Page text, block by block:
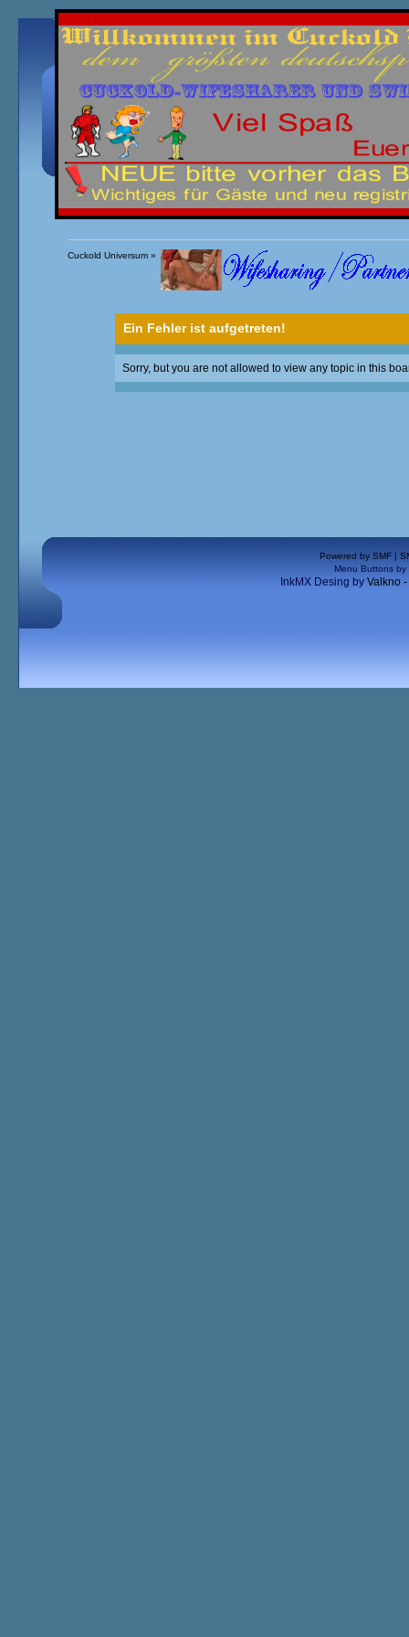
Übersicht Kalender Einloggen Registrieren
Cuckold Universum»
Ein Fehler ist aufgetreten!
Sorry, but you are not allowed to view any topic in this
Powered by SMF |
Menu Buttons by
InkMX Desing by Valkno